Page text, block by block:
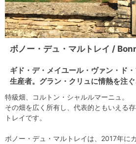
ボノー・デュ・マルトレイ /
ギド・デ・メイユール・ヴァン・ド
生産者。グラン・クリュに情熱を注ぐ
特級畑、コルトン・シャルルマーニュ。
その畑を広く所有し、代表的ともいえる
トレイです。
ボノー・デュ・マルトレイは、2017年に